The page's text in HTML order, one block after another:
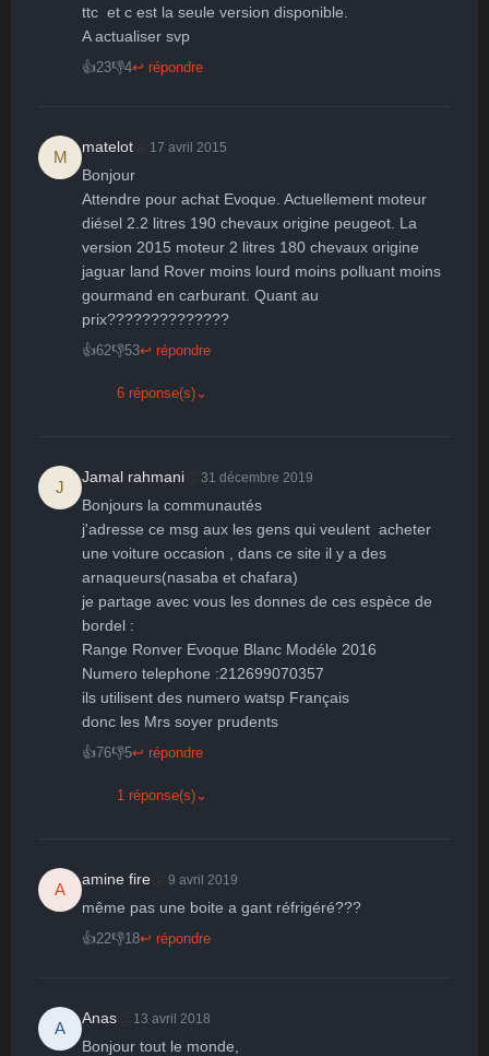
🤩
Parfait
👏
Bravo
😄 🙂
😮
Surpris
😞
ttc  et c est la seule version disponible.
A actualiser svp
👍23👎4↩ répondre
M
matelot 17 avril 2015
Bonjour
Attendre pour achat Evoque. Actuellement moteur
diésel 2.2 litres 190 chevaux origine peugeot. La
version 2015 moteur 2 litres 180 chevaux origine
jaguar land Rover moins lourd moins polluant moins
gourmand en carburant. Quant au
prix??????????????
👍62👎53↩ répondre
6 réponse(s) ⌄
J
Jamal rahmani 31 décembre 2019
Bonjours la communautés
j'adresse ce msg aux les gens qui veulent  acheter
une voiture occasion , dans ce site il y a des
arnaqueurs(nasaba et chafara)
je partage avec vous les donnes de ces espèce de
bordel :
Range Ronver Evoque Blanc Modéle 2016
Numero telephone :212699070357
ils utilisent des numero watsp Français
👍76👎5↩ répondre
1 réponse(s) ⌄
A
amine fire 9 avril 2019
même pas une boite a gant réfrigéré???
👍22👎18↩ répondre
A
Anas 13 avril 2018
Bonjour tout le monde,